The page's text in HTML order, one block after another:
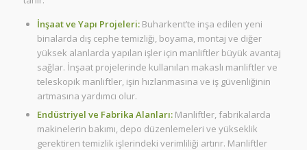
İnşaat ve Yapı Projeleri:Buharkent’te inşa edilen yeni
binalarda dış cephe temizliği, boyama, montaj ve diğer
yüksek alanlarda yapılan işler için manliftler büyük avantaj
sağlar. İnşaat projelerinde kullanılan makaslı manliftler ve
teleskopik manliftler, işin hızlanmasına ve iş güvenliğinin
artmasına yardımcı olur.
Endüstriyel ve Fabrika Alanları:Manliftler, fabrikalarda
makinelerin bakımı, depo düzenlemeleri ve yükseklik
gerektiren temizlik işlerindeki verimliliği artırır. Manliftler